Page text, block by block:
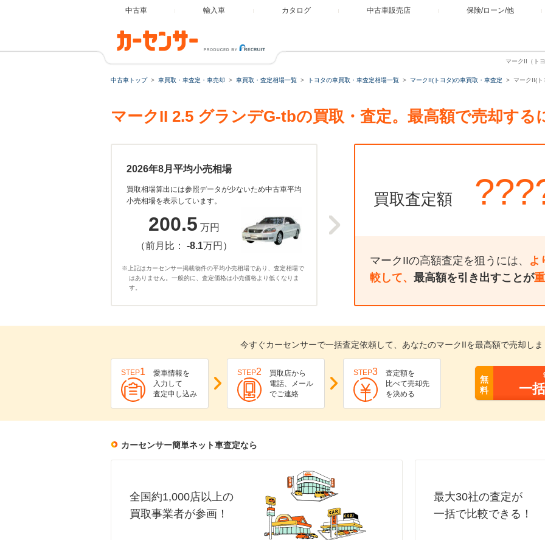
中古車 輸入車 カタログ 中古車販売店 保険/ローン/他
マークII（ト
中古車トップ 車買取・車査定・車売却 車買取・査定相場一覧 トヨタの車買取・車査定相場一覧 マークII(トヨタ)の車買取・車査定 マークII(ト
マークII 2.5 グランデG-tbの買取・査定。最高額で売却する
2026年8月平均小売相場
買取相場算出には参照データが少ないため中古車平均
小売相場を表示しています。
200.5 万円
（前月比： -8.1万円）
※上記はカーセンサー掲載物件の平均小売相場であり、査定相場で
はありません。一般的に、査定価格は小売価格より低くなりま
す。
買取査定額
マークIIの高額査定を狙うには、 よ
較して、 最高額を引き出すことが
今すぐカーセンサーで一括査定依頼して、あなたのマークIIを最高額で売却しま
STEP1
愛車情報を
入力して
査定申し込み
STEP2
買取店から
電話、メール
でご連絡
STEP3
査定額を
比べて売却先
を決める
無
料
一
カーセンサー簡単ネット車査定なら
全国約1,000店以上の
買取事業者が参画！
最大30社の査定が
一括で比較できる！